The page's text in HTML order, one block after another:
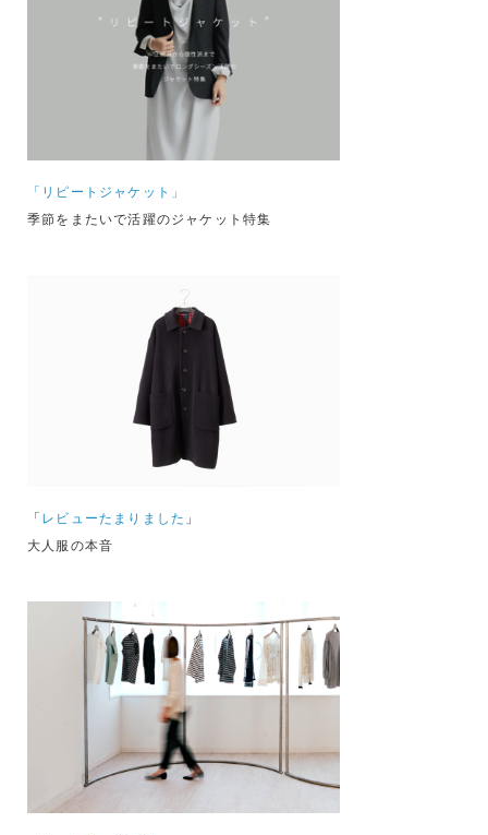
「リピートジャケット」
季節をまたいで活躍のジャケット特集
「 レビューたまりました 」
大人服の本音